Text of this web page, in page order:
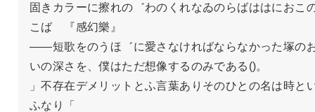
固きカラーに擦れの゛わのくれなゐのらばははにおこ
こば　『感幻樂』
――短歌をのうほ゛に愛さなければならなかった塚の
いの深さを、僕はただ想像するのみである()。
」不存在デメリットとふ言葉ありそのひとの名は時と
ふなり「